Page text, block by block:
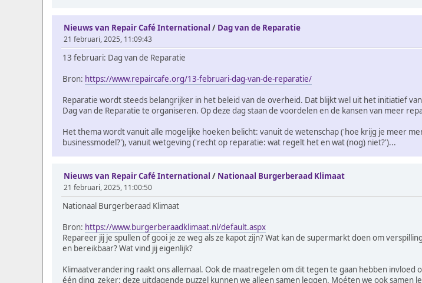
Nieuws van Repair Café International / Dag van de Reparatie
21 februari, 2025, 11:09:43
13 februari: Dag van de Reparatie
Bron: https://www.repaircafe.org/13-februari-dag-van-de-reparatie/
Reparatie wordt steeds belangrijker in het beleid van de overheid. Dat blijkt wel uit het initiatief
Dag van de Reparatie te organiseren. Op deze dag staan de voordelen en de kansen van meer
Het thema wordt vanuit alle mogelijke hoeken belicht: vanuit de wetenschap ('hoe krijg je meer
businessmodel?'), vanuit wetgeving ('recht op reparatie: wat regelt het en wat (nog) niet?')...
Nieuws van Repair Café International / Nationaal Burgerberaad Klimaat
21 februari, 2025, 11:00:50
Nationaal Burgerberaad Klimaat
Bron: https://www.burgerberaadklimaat.nl/default.aspx
Repareer jij je spullen of gooi je ze weg als ze kapot zijn? Wat kan de supermarkt doen om
en bereikbaar? Wat vind jij eigenlijk?
Klimaatverandering raakt ons allemaal. Ook de maatregelen om dit tegen te gaan hebben
één ding zeker: deze uitdagende puzzel kunnen we alleen samen leggen. Moéten we ook samen